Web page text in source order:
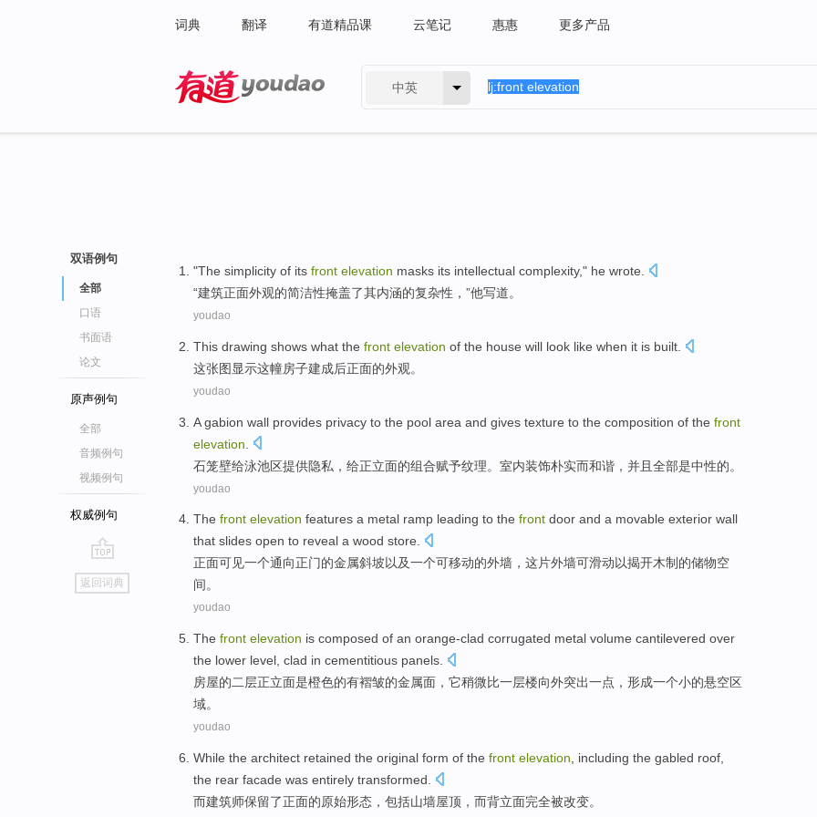
词典 翻译 有道精品课 云笔记 惠惠 更多产品
中英
双语例句
全部
口语
书面语
论文
原声例句
全部
音频例句
视频例句
权威例句
go
top
返回词典
"The simplicity of its front elevation masks its intellectual complexity," he wrote
“建筑正面外观的简洁性掩盖了其内涵的复杂性 ，”他写道。
youdao
This drawing shows what the front elevation of the house will look like when it is built
这张图显示这幢房子建成后正面的外观。
youdao
A gabion wall provides privacy to the pool area and gives texture to the composition of the front
elevation
石笼壁给泳池区提供隐私 ，给正立面的组合赋予纹理。室内装饰朴实而和谐， 并且全部是中性的。
youdao
The front elevation features a metal ramp leading to the front door and a movable exterior wall
that slides open to reveal a wood store.
正面可见一个通向正门的金属斜坡以及一个可移动的外墙 ， 这片外墙可滑动以揭开木制 的储物空
间。
youdao
The front elevation is composed of an orange-clad corrugated metal volume cantilevered over
the lower level clad in cementitious panels.
房屋的二层正立面是橙色的有褶皱的金属面，它稍微比一层楼向外突出一点，形成一个小的悬空区
域。
youdao
While the architect retained the original form of the front elevation including the gabled roof
the rear facade was entirely transformed
而建筑师保留了正面的原始形态 ， 包括山墙屋顶 ， 而背立面完全被改变。